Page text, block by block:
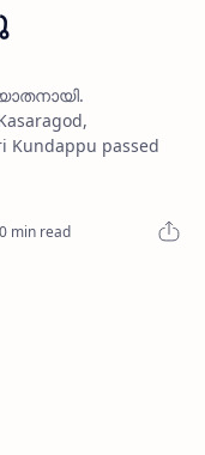
Kundappu passed
0 min read